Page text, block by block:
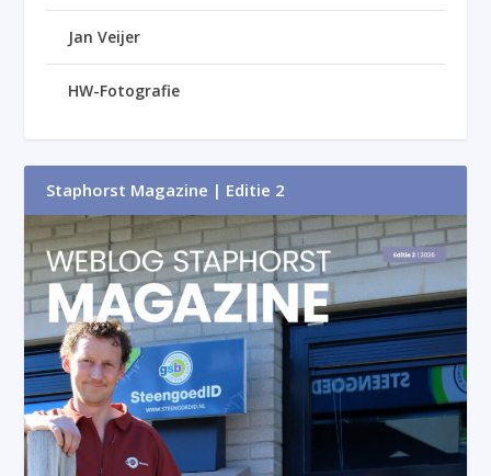
Jan Veijer
HW-Fotografie
Staphorst Magazine | Editie 2